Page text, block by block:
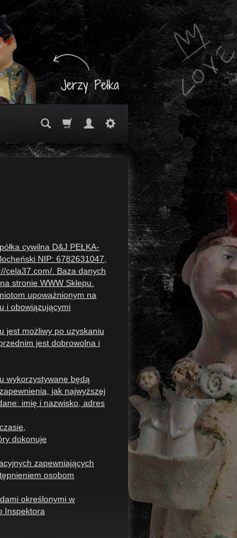
cywilna D&J PEŁKA-
NIP: 6782631047,
cela37.com/ . Baza danych
stronie WWW Sklepu.
upoważnionym na
i obowiązującymi
jest możliwy po uzyskaniu
jest dobrowolna i
wykorzystywane będą
jak najwyższej
imię i nazwisko, adres
dokonuje
zapewniających
osobom
określonymi w
Inspektora